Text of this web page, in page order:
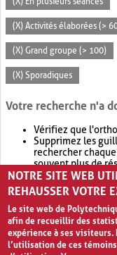
(X) Activités élaborées (>
(X) Grand groupe (> 100)
(X) Sporadiques
Votre recherche n'a
Vérifiez que
Supprimez les
rechercher
souvent plus de
Envisagez
retournera
NOTRE SITE WEB
REHAUSSER VOTRE
Le site web de
afin de recueillir des
expérience à ses visiteurs.
l’utilisation de ces